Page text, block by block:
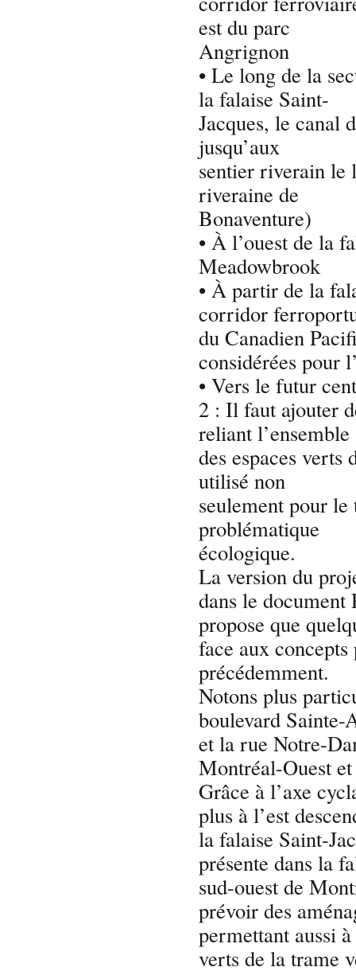
est du parc
Angrignon
• Le long de la
la falaise Saint-
Jacques, le canal
jusqu’aux
sentier riverain le
riveraine de
Bonaventure)
• À l’ouest de la
Meadowbrook
• À partir de la
corridor
du Canadien
considérées pour
• Vers le futur
2 : Il faut ajouter
reliant l’ensemble
des espaces verts
utilisé non
seulement pour
problématique
écologique.
La version du
dans le document
propose que
face aux concepts
précédemment.
Notons plus
boulevard Sainte-
et la rue Notre-
Montréal-Ouest
Grâce à l’axe
plus à l’est
la falaise Saint-
présente dans la
sud-ouest de
prévoir des
permettant aussi
verts de la trame